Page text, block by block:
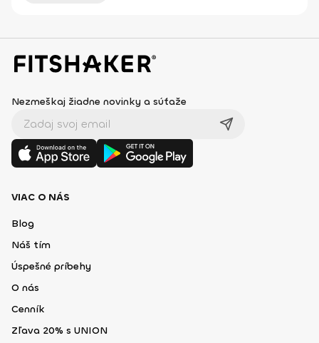
Nezmeškaj žiadne novinky a súťaže
VIAC O NÁS
Blog
Náš tím
Úspešné príbehy
O nás
Cenník
Zľava 20% s UNION